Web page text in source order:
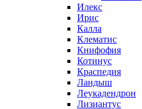
Илекс
Ирис
Калла
Клематис
Книфофия
Котинус
Краспедия
Ландыш
Леукадендрон
Лизиантус